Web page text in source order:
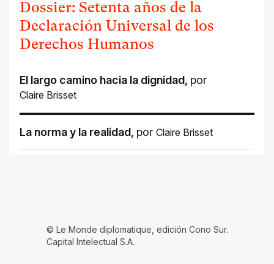
Dossier: Setenta años de la
Declaración Universal de los
Derechos Humanos
El largo camino hacia la dignidad, por
Claire Brisset
La norma y la realidad, por Claire Brisset
© Le Monde diplomatique, edición Cono Sur.
Capital Intelectual S.A.